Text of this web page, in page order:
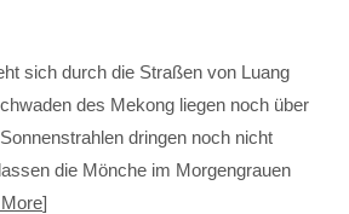
sich durch die Straßen von Luang
des Mekong liegen noch über
dringen noch nicht
die Mönche im Morgengrauen